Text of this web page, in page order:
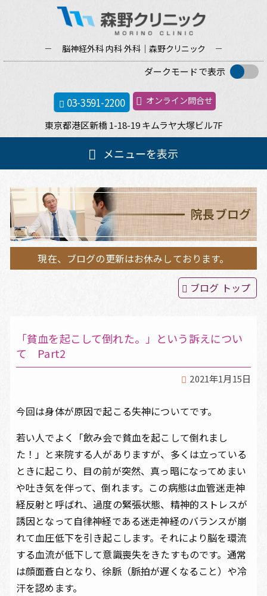
脳神経外科 内科 外科｜森野クリニック
ダークモードで表示
03-3591-2200 オンライン問合せ
東京都港区新橋 1-18-19 キムラヤ大塚ビル7F
ン
メニューを表示
ホーム
クリニック案内
院長紹介
頭痛・めまい・睡眠障害
よくある質問
院長ブログ
アクセス
院長ブログ
現在、ブログの更新はお休みしております。
ブログ トップ
「貧血を起こして倒れた。」という訴えについ
て Part2
2021年1月15日
今回は身体が原因で起こる失神についてです。
若い人でよく「飲み会で貧血を起こして倒れまし
た！」と来院する人がありますが、多くは立っている
ときに起こり、目の前が突然、真っ暗になってめまい
や吐き気を伴って、倒れます。この病態は血管迷走神
経反射と呼ばれ、過度の緊張状態、精神的ストレスが
誘因となって自律神経である迷走神経のバランスが崩
れて血圧低下を引き起こします。それにより脳を環流
する血流が低下して意識喪失をきたすものです。通常
は顔面蒼白となり、徐脈（脈拍が遅くなること）や冷
汗を認めます。